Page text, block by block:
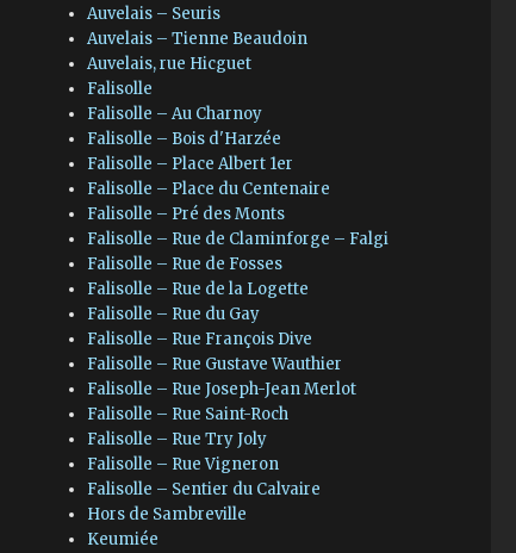
Auvelais – Seuris
Auvelais – Tienne Beaudoin
Auvelais, rue Hicguet
Falisolle
Falisolle – Au Charnoy
Falisolle – Bois d'Harzée
Falisolle – Place Albert 1er
Falisolle – Place du Centenaire
Falisolle – Pré des Monts
Falisolle – Rue de Claminforge – Falgi
Falisolle – Rue de Fosses
Falisolle – Rue de la Logette
Falisolle – Rue du Gay
Falisolle – Rue François Dive
Falisolle – Rue Gustave Wauthier
Falisolle – Rue Joseph-Jean Merlot
Falisolle – Rue Saint-Roch
Falisolle – Rue Try Joly
Falisolle – Rue Vigneron
Falisolle – Sentier du Calvaire
Hors de Sambreville
Keumiée